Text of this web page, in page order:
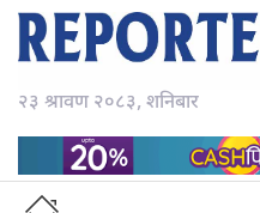
२३ श्रावण २०८३, शनिबार